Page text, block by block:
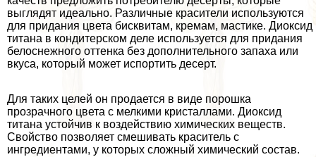
выглядят идеально. Различные красители используются
для придания цвета бисквитам, кремам, мастике. Диоксид
титана в кондитерском деле используется для придания
белоснежного оттенка без дополнительного запаха или
вкуса, который может испортить десерт.
Для таких целей он продается в виде порошка
прозрачного цвета с мелкими кристаллами. Диоксид
титана устойчив к воздействию химических веществ.
Свойство позволяет смешивать краситель с
ингредиентами, у которых сложный химический состав.